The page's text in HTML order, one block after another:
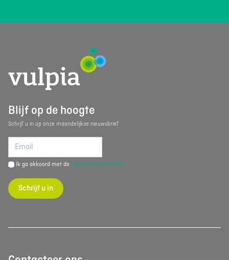
Blijf op de hoogte
Schrijf u in op onze maandelijkse nieuwsbrief
Ik ga akkoord met de privacyvoorwaarden
Schrijf u in